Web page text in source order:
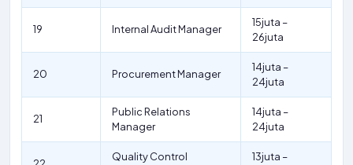
19 Internal Audit Manager
15juta –
26juta
20 Procurement Manager
14juta –
24juta
21
Public Relations
Manager
14juta –
24juta
Quality Control
13juta –